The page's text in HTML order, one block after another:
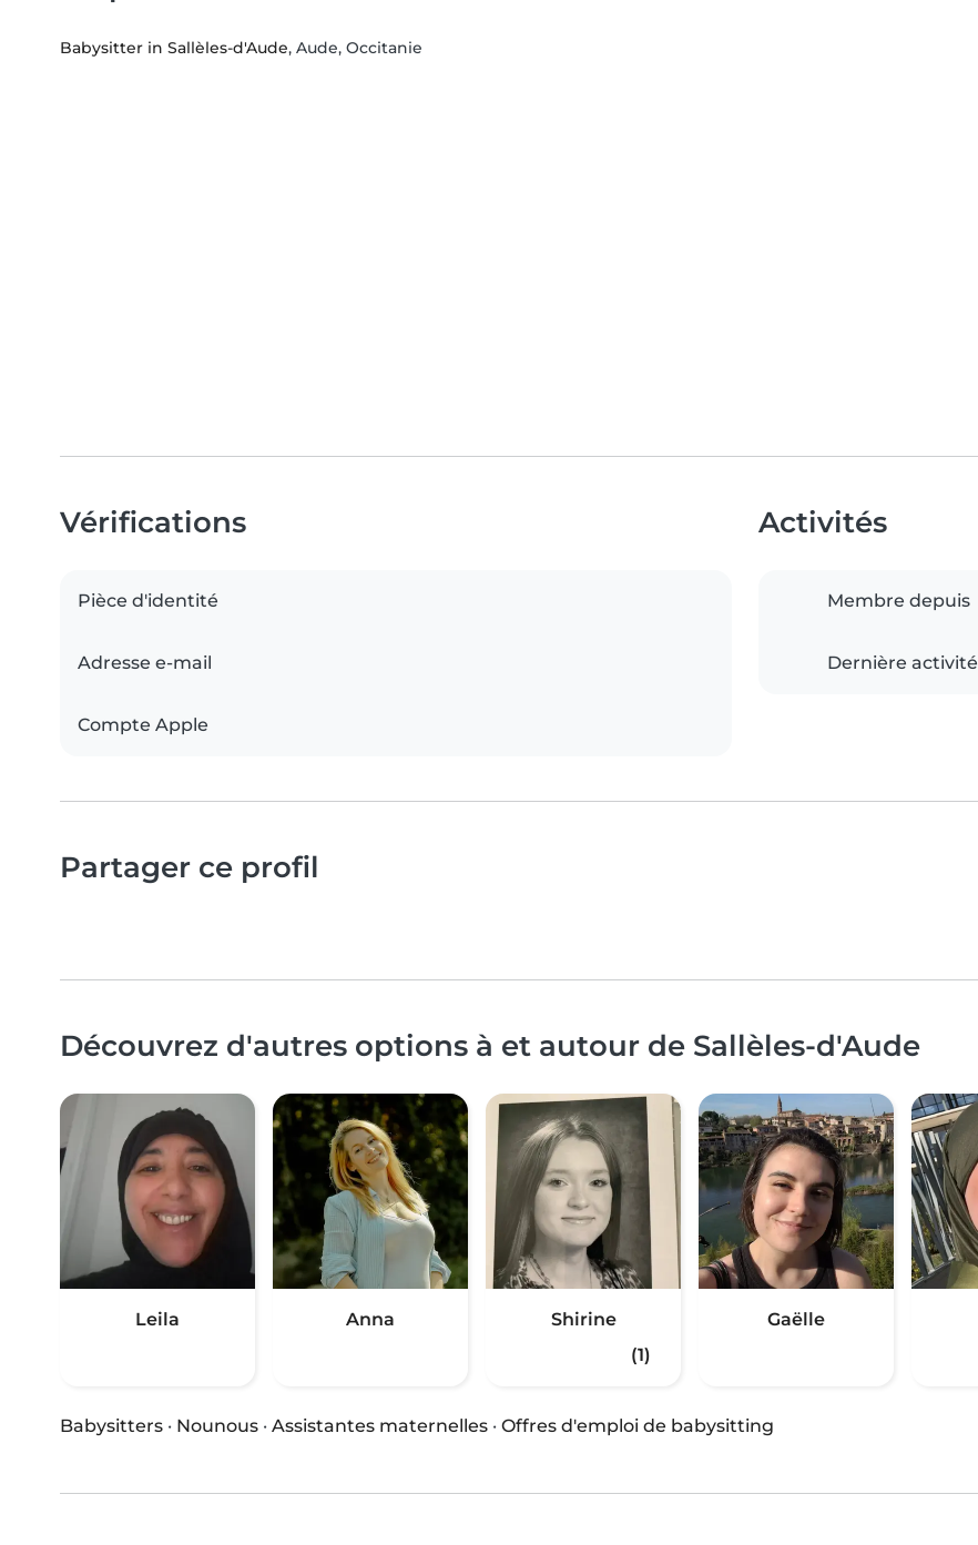
Babysitter in Sallèles-d'Aude, Aude, Occitanie
Vérifications
Pièce d'identité
Adresse e-mail
Compte Apple
Activités
Membre depuis
Dernière activité
Partager ce profil
Découvrez d'autres options à et autour de Sallèles-d'Aude
Leila Anna
Shirine
(1)
Gaëlle
Babysitters · Nounous · Assistantes maternelles · Offres d'emploi de babysitting